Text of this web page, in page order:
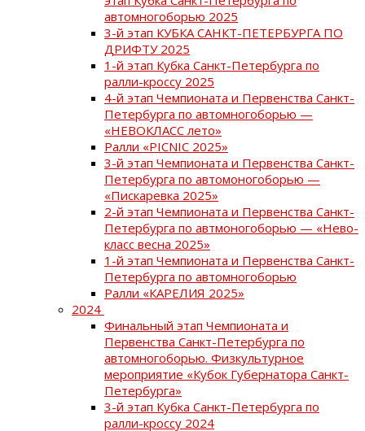
автомногоборью 2025
3-й этап КУБКА САНКТ-ПЕТЕРБУРГА ПО
ДРИФТУ 2025
1-й этап Кубка Санкт-Петербурга по
ралли-кроссу 2025
4-й этап Чемпионата и Первенства Санкт-
Петербурга по автомногоборью —
«НЕВОКЛАСС лето»
Ралли «PICNIC 2025»
3-й этап Чемпионата и Первенства Санкт-
Петербурга по автомоногоборью —
«Пискаревка 2025»
2-й этап Чемпионата и Первенства Санкт-
Петербурга по автмоногоборью — «Нево-
класс весна 2025»
1-й этап Чемпионата и Первенства Санкт-
Петербурга по автомногоборью
Ралли «КАРЕЛИЯ 2025»
2024
Финальный этап Чемпионата и
Первенства Санкт-Петербурга по
автомногоборью. Физкультурное
мероприятие «Кубок Губернатора Санкт-
Петербурга»
3-й этап Кубка Санкт-Петербурга по
ралли-кроссу 2024